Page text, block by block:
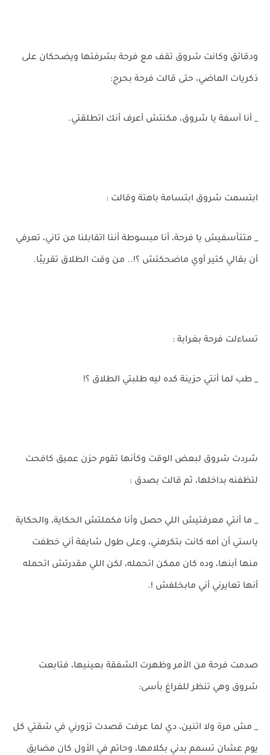
ودقائق وكانت شروق تقف مع فرحة بشرفتها ويضحكان على
ذكريات الماضي، حتى قالت فرحة بحرج:
_ أنا أسفة يا شروق، مكنتش أعرف أنك اتطلقتي.
ابتسمت شروق ابتسامة باهتة وقالت :
_ متتأسفيش يا فرحة، أنا مبسوطة أننا اتقابلنا من تاني، تعرفي
أن بقالي كتير أوي ماضحكتش ؟!.. من وقت الطلاق تقريبًا.
تساءلت فرحة بغرابة :
_ طب لما أنتي حزينة كده ليه طلبتي الطلاق ؟!
شردت شروق لبعض الوقت وكأنها تقوم حزن عميق كافحت
لتظفنه بداخلها، ثم قالت بصدق :
_ ما أنتي معرفتيش اللي حصل وأنا مكملتش الحكاية، والحكاية
ياستي أن أمه كانت بتكرهني، وعلى طول شايفة أني خطفت
منها أبنها، وده كان ممكن اتحمله، لكن اللي مقدرتش اتحمله
أنها تعايرني أني مابخلفش !.
صدمت فرحة من الأمر وظهرت الشفقة بعينيها، فتابعت
شروق وهي تنظر للفراغ بأسى:
_ مش مرة ولا اتنين، دي لما عرفت قصدت تزورني في شقتي كل
يوم عشان تسمم بدني بكلامها، وحاتم في الأول كان مضايق